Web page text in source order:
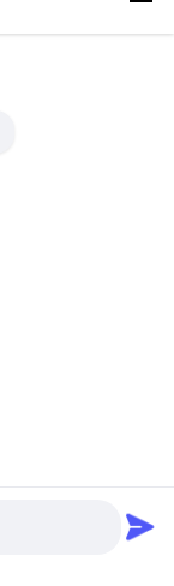
Ly hợp giải